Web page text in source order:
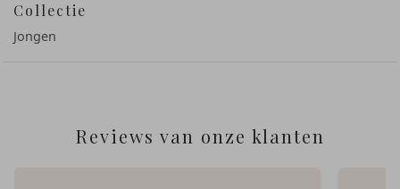
Collectie
Jongen
Reviews van onze klanten